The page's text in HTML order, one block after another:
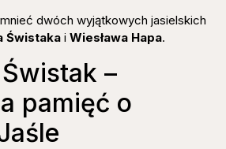
dwóch wyjątkowych jasielskich
Świstaka i Wiesława Hapa.
–
pamięć o